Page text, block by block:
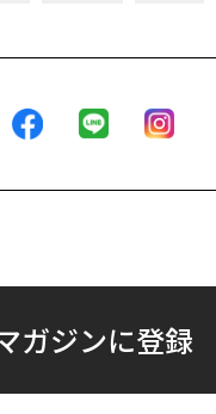
ガジンに登録